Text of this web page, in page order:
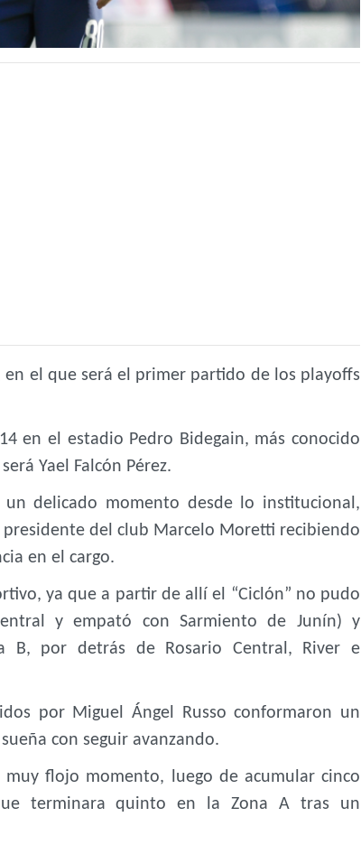
en el que será el primer partido de los playoffs
en el estadio Pedro Bidegain, más conocido
Yael Falcón Pérez.
delicado momento desde lo institucional,
del club Marcelo Moretti recibiendo
en el cargo.
ya que a partir de allí el “Ciclón” no pudo
y empató con Sarmiento de Junín) y
B, por detrás de Rosario Central, River e
por Miguel Ángel Russo conformaron un
con seguir avanzando.
flojo momento, luego de acumular cinco
terminara quinto en la Zona A tras un